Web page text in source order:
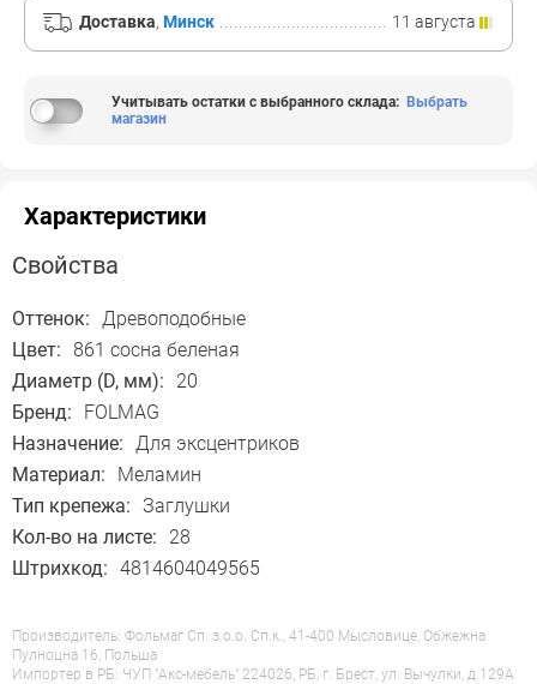
Доставка, Минск 11 августа
Учитывать остатки с выбранного склада: Выбрать
магазин
Характеристики
Свойства
Оттенок: Древоподобные
Цвет: 861 сосна беленая
Диаметр (D, мм):
20
Бренд:
FOLMAG
Назначение: Для эксцентриков
Материал:
Меламин
Тип крепежа: Заглушки
Кол-во на листе:
28
Штрихкод: 4814604049565
Производитель: Фольмаг Сп. з о.о. Сп.к., 41-400 Мысловице, Обжежна
Пулноцна 16, Польша
Импортер в РБ: ЧУП "Акс-мебель" 224026, РБ, г. Брест, ул. Вычулки, д.129А